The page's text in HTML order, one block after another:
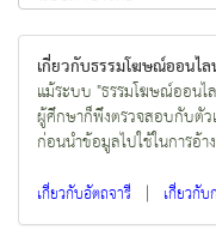
เกี่ยวกับธรรมโฆษณ์ออนไ
แม้ระบบ "ธรรมโฆษณ์ออน
ผู้ศึกษาก็พึงตรวจสอบกับตั
ก่อนนำข้อมูลไปใช้ในการอ้า
เกี่ยวกับอัตถจารี | เกี่ยวกั